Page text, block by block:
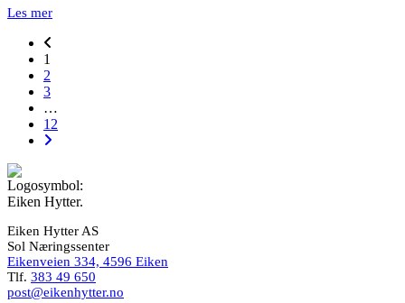
Les mer
1
2
3
…
12
Eiken Hytter AS
Sol Næringssenter
Eikenveien 334, 4596 Eiken
Tlf. 383 49 650
post@eikenhytter.no